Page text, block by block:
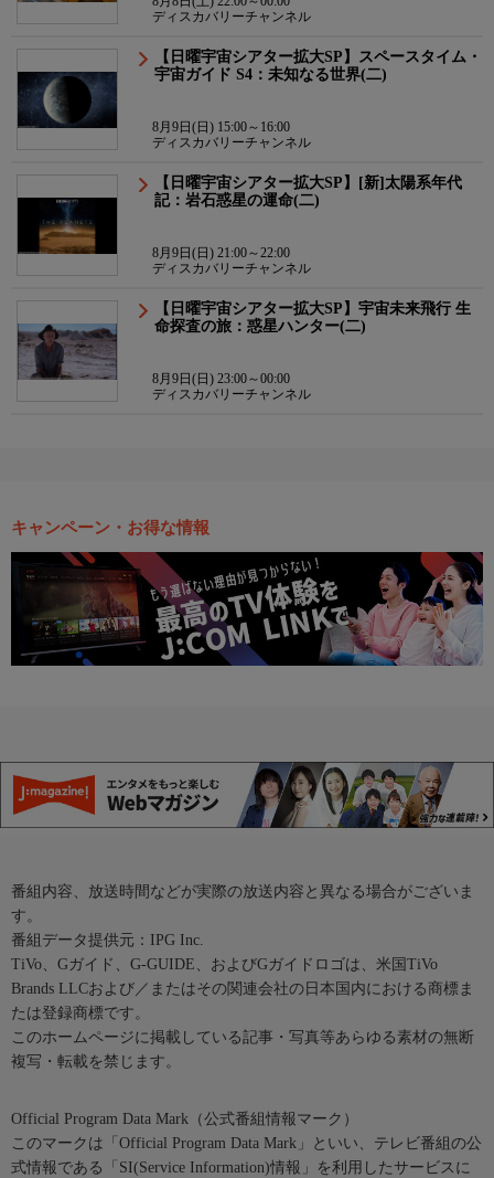
ディスカバリーチャンネル
【日曜宇宙シアター拡大SP】スペースタイム・
宇宙ガイド S4：未知なる世界(二)
8月9日(日) 15:00～16:00
ディスカバリーチャンネル
【日曜宇宙シアター拡大SP】[新]太陽系年代
記：岩石惑星の運命(二)
8月9日(日) 21:00～22:00
ディスカバリーチャンネル
【日曜宇宙シアター拡大SP】宇宙未来飛行 生
命探査の旅：惑星ハンター(二)
8月9日(日) 23:00～00:00
ディスカバリーチャンネル
キャンペーン・お得な情報
番組内容、放送時間などが実際の放送内容と異なる場合がございま
す。
番組データ提供元：IPG Inc.
TiVo、Gガイド、G-GUIDE、およびGガイドロゴは、米国TiVo
Brands LLCおよび／またはその関連会社の日本国内における商標ま
たは登録商標です。
このホームページに掲載している記事・写真等あらゆる素材の無断
複写・転載を禁じます。
Official Program Data Mark（公式番組情報マーク）
このマークは「Official Program Data Mark」といい、テレビ番組の公
式情報である「SI(Service Information)情報」を利用したサービスに